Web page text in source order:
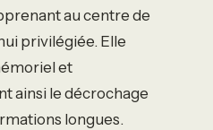
au centre de
privilégiée. Elle
et
ainsi le décrochage
longues.